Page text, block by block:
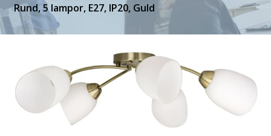
Rund, 5 lampor, E27, IP20, Guld